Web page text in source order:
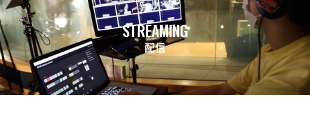
STREAMING
配信